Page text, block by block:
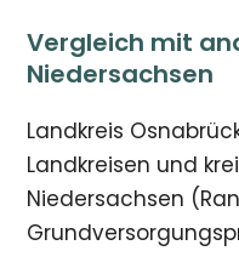
Vergleich mit
Niedersachsen
Landkreis
Landkreisen und
Niedersachsen